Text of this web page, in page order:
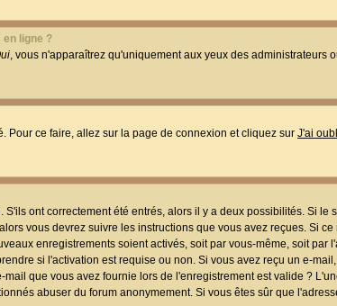
ligne ?
, vous n'apparaîtrez qu'uniquement aux yeux des administrateurs
Pour ce faire, allez sur la page de connexion et cliquez sur J'ai
ont correctement été entrés, alors il y a deux possibilités. Si le
vous devrez suivre les instructions que vous avez reçues. Si ce
enregistrements soient activés, soit par vous-même, soit par
si l'activation est requise ou non. Si vous avez reçu un e-
que vous avez fournie lors de l'enregistrement est valide ?
abuser du forum anonymement. Si vous êtes sûr que